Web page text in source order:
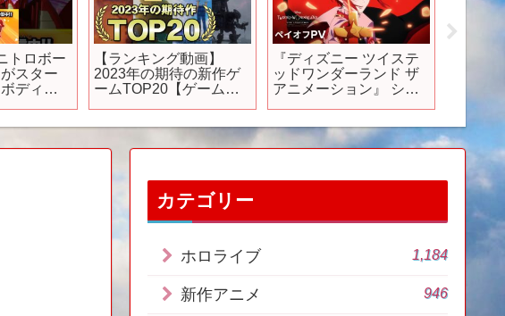
トロボー
スター
ディの
】
イ
【ランキング動画】
2023年の期待の新作ゲ
ームTOP20【ゲーム夜
『ディズニー ツイステ
ッドワンダーランド ザ
アニメーション』 シー
イオフPV｜Disney+ (デ
ィズニープラス）
【
カテゴリー
ホロライブ 1,184
新作アニメ 946